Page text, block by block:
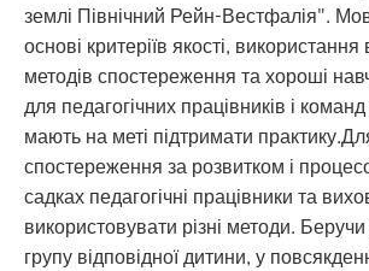
землі Північний Рейн-Вестфалія".
основі критеріїв якості, використання
методів спостереження та хороші
для педагогічних працівників і
мають на меті підтримати
спостереження за розвитком і
садках педагогічні працівники та
використовувати різні методи.
групу відповідної дитини, у